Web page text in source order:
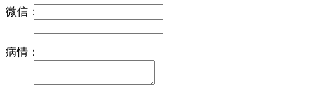
微信：
病情：